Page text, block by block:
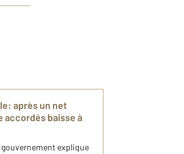
après un net
accordés baisse à
explique